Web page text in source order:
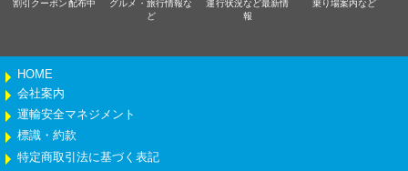
割引クーポン配布中
グルメ・旅行情報な
ど
運行状況など最新情
報
乗り場案内など
HOME
会社案内
運輸安全マネジメント
標識・約款
特定商取引法に基づく表記